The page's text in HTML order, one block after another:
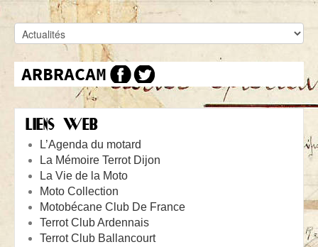
LIENS WEB
L’Agenda du motard
La Mémoire Terrot Dijon
La Vie de la Moto
Moto Collection
Motobécane Club De France
Terrot Club Ardennais
Terrot Club Ballancourt